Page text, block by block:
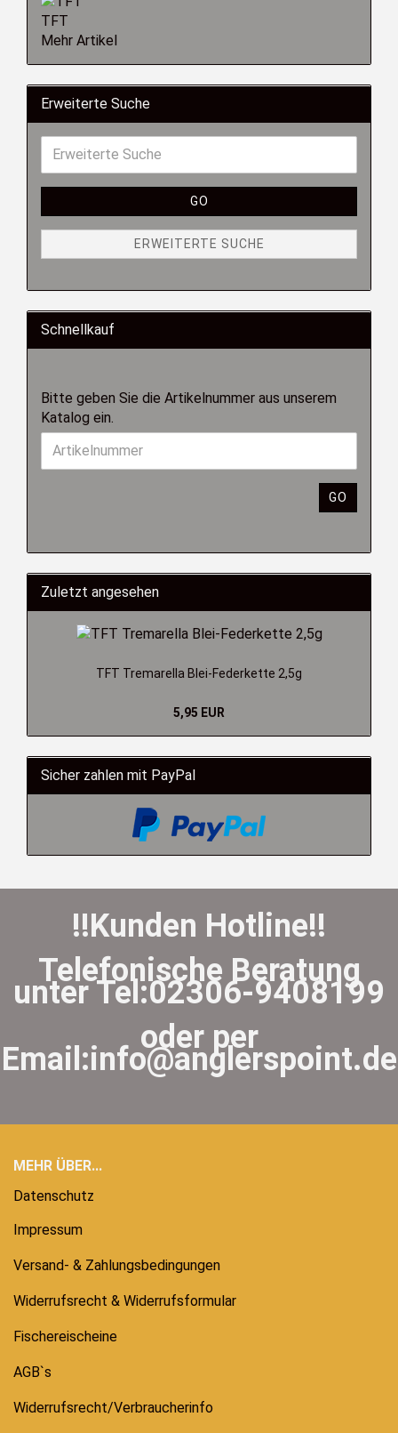
TFT
Mehr Artikel
Erweiterte Suche
GO
ERWEITERTE SUCHE
Schnellkauf
Bitte geben Sie die Artikelnummer aus unserem
Katalog ein.
GO
Zuletzt angesehen
TFT Tremarella Blei-Federkette 2,5g
5,95 EUR
Sicher zahlen mit PayPal
!!Kunden Hotline!!
Telefonische Beratung
unter Tel:02306-9408199
oder per
Email:info@anglerspoint.de
MEHR ÜBER...
Datenschutz
Impressum
Versand- & Zahlungsbedingungen
Widerrufsrecht & Widerrufsformular
Fischereischeine
AGB`s
Widerrufsrecht/Verbraucherinfo